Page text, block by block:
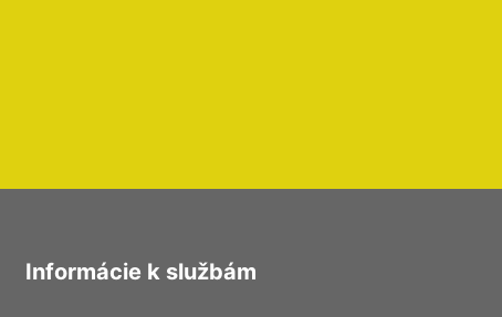
Informácie k službám